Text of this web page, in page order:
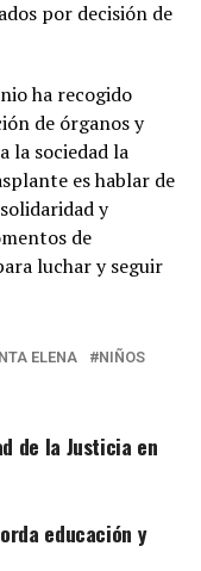
por decisión de
ha recogido
de órganos y
la sociedad la
es hablar de
y
de
luchar y seguir
ELENA
NIÑOS
de la Justicia en
educación y